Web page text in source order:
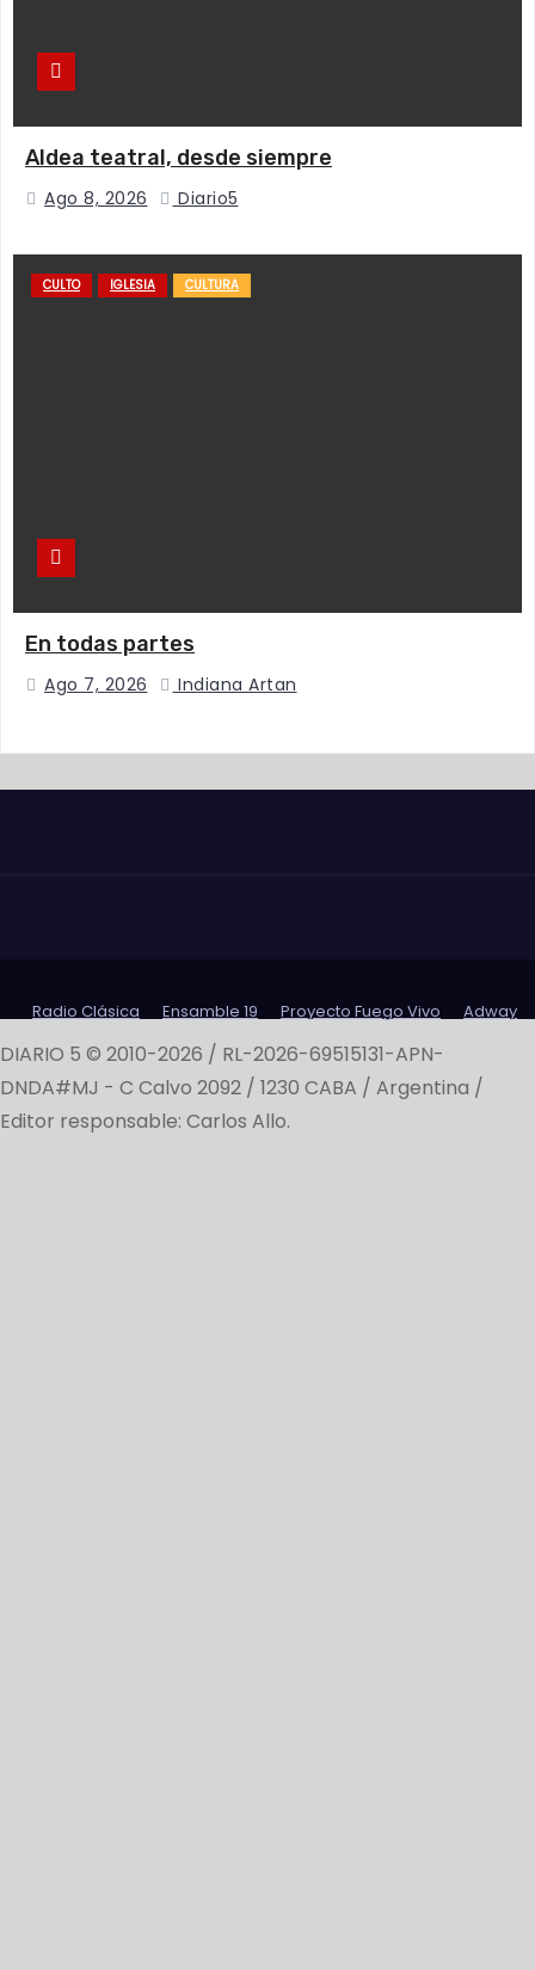
Aldea teatral, desde siempre
Ago 8, 2026 Diario5
CULTO IGLESIA CULTURA
En todas partes
Ago 7, 2026 Indiana Artan
Radio Clásica Ensamble 19 Proyecto Fuego Vivo Adway
DIARIO 5 © 2010-2026 / RL-2026-69515131-APN-
DNDA#MJ - C Calvo 2092 / 1230 CABA / Argentina /
Editor responsable: Carlos Allo.